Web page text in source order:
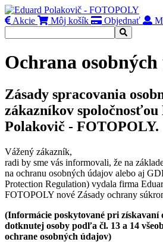
Akcie Môj košík Objednať
Ochrana
Zásady spracovania
zákazníkov spoločnosťou
Polakovič - FOTOPOLY.
Vážený zákazník,
radi by sme vás informovali, že na
na ochranu osobných údajov alebo aj
Protection Regulation) vydala firma
FOTOPOLY nové Zásady ochrany
(Informácie poskytované pri získavaní
dotknutej osoby podľa čl. 13 a 14
ochrane osobných údajov)